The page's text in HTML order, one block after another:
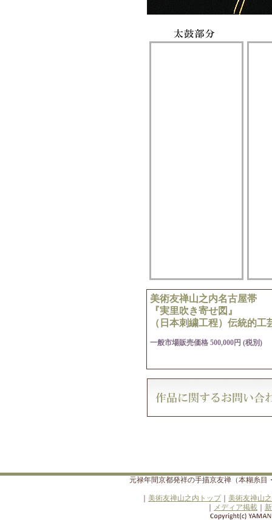
美術友禅山之内名古屋帯
『実里吹き寄せ図』
（日本刺繍工程）伝統的工
一般市場販売価格 500,000円 (税別)
元禄年間京都発祥の手描京友禅（本糊糸
美術友禅山之内トップ｜ 美術友禅山
メディア掲載